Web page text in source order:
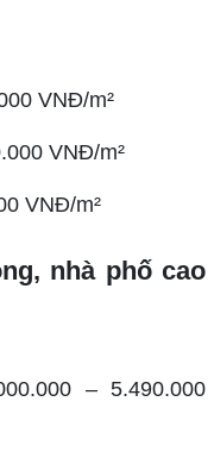
VNĐ/m²
VNĐ/m²
VNĐ/m²
nhà phố cao
– 5.490.000